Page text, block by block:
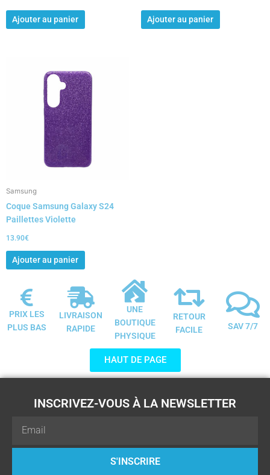
Ajouter au panier Ajouter au panier
Samsung
Coque Samsung Galaxy S24
Paillettes Violette
13.90€
Ajouter au panier
PRIX LES
PLUS BAS
LIVRAISON
RAPIDE
UNE
BOUTIQUE
PHYSIQUE
RETOUR
FACILE
SAV 7/7
HAUT DE PAGE
INSCRIVEZ-VOUS À LA NEWSLETTER
S'INSCRIRE